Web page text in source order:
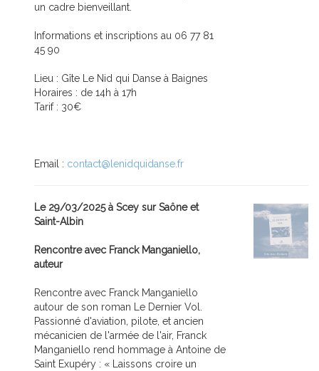
un cadre bienveillant.
Informations et inscriptions au 06 77 81
45 90
Lieu : Gîte Le Nid qui Danse à Baignes
Horaires : de 14h à 17h
Tarif : 30€
Email : contact@lenidquidanse.fr
Le 29/03/2025 à Scey sur Saône et
Saint-Albin
Rencontre avec Franck Manganiello,
auteur
Rencontre avec Franck Manganiello
autour de son roman Le Dernier Vol.
Passionné d'aviation, pilote, et ancien
mécanicien de l'armée de l'air, Franck
Manganiello rend hommage à Antoine de
Saint Exupéry : « Laissons croire un